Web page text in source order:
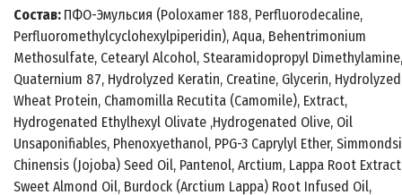
Состав: ПФО-Эмульсия (Poloxamer 188, Perfluorodecaline,
Perfluoromethylcyclohexylpiperidin), Aqua, Behentrimonium
Methosulfate, Cetearyl Alcohol, Stearamidopropyl Dimethylamine,
Quaternium 87, Hydrolyzed Keratin, Creatine, Glycerin, Hydrolyzed
Wheat Protein, Chamomilla Recutita (Camomile), Extract,
Hydrogenated Ethylhexyl Olivate ,Hydrogenated Olive, Oil
Unsaponifiables, Phenoxyethanol, PPG-3 Caprylyl Ether,
Chinensis (Jojoba) Seed Oil, Pantenol, Arctium, Lappa Root
Sweet Almond Oil, Burdock (Arctium Lappa) Root Infused Oil,